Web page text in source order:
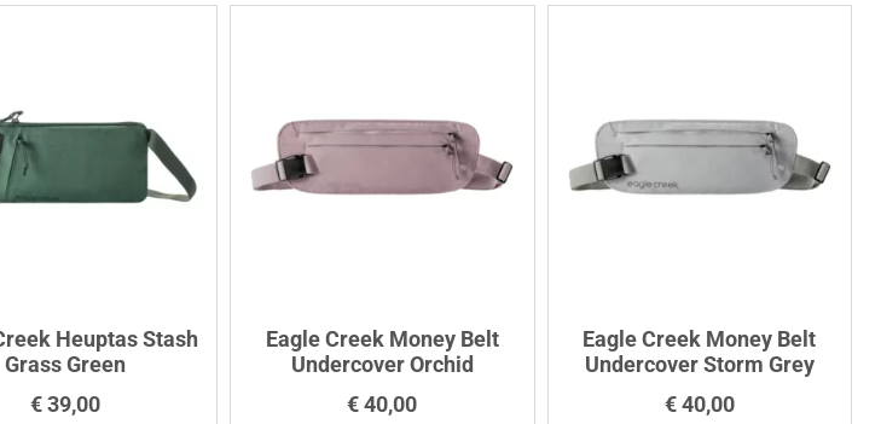
Heuptas Stash
Grass Green
€39,00
Eagle Creek Money Belt
Undercover Orchid
€40,00
Eagle Creek Money Belt
Undercover Storm Grey
€40,00